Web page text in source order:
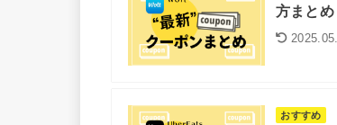
方まとめ
おすすめ